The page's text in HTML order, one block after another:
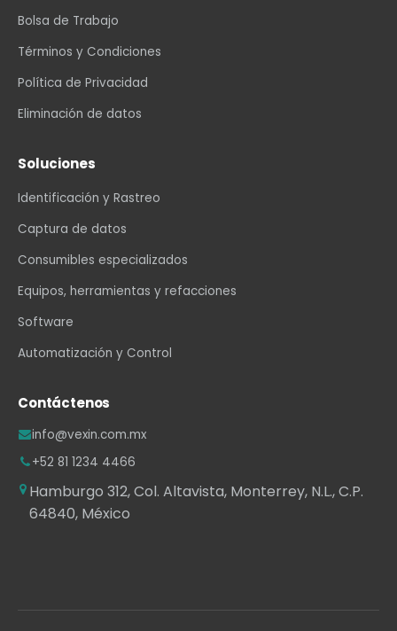
Bolsa de Trabajo
Términos y Condiciones
Política de Privacidad
Eliminación de datos
Soluciones
Identificación y Rastreo
Captura de datos
Consumibles especializados
Equipos, herramientas y refacciones
Software
Automatización y Control
Contáctenos
info@vexin.com.mx
+52 81 1234 4466
Hamburgo 312, Col. Altavista, Monterrey, N.L., C.P.
64840, México